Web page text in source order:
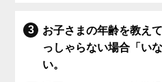
お子さまの年齢を教え
っしゃらない場合「い
い。